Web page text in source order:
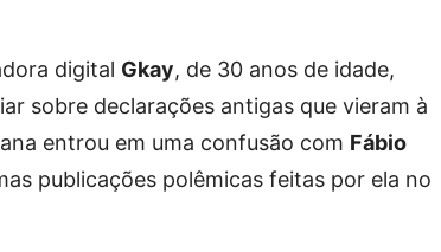
digital Gkay, de 30 anos de idade,
sobre declarações antigas que vieram à
entrou em uma confusão com Fábio
publicações polêmicas feitas por ela no